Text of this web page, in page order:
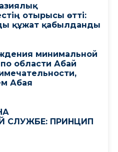
отырысы өтті:
құжат қабылданды
минимальной
области Абай
Абая
СЛУЖБЕ: ПРИНЦИП